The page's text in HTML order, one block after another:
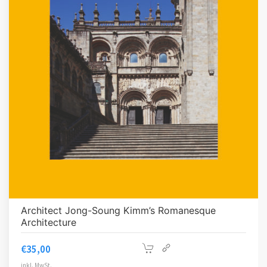
Architect Jong-Soung Kimm’s Romanesque
Architecture
€35,00
inkl. MwSt.